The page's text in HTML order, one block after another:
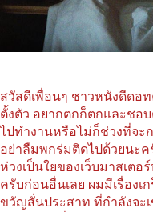
สวัสดีเพื่อนๆ ชาวหนังดีดอ
ตั้งตัว อยากตกก็ตกและชอ
ไปทำงานหรือไม่ก็ช่วงที่จะ
อย่าลืมพกร่มติดไปด้วยนะค
ห่วงเป็นใยของเว็บมาสเต
ครับก่อนอื่นเลย ผมมีเรื่องเ
ขวัญสั่นประสาท ที่กำลังจะ